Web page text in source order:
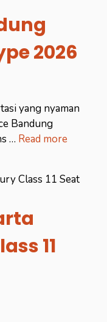
2026
yang nyaman
Bandung
… Read more
11